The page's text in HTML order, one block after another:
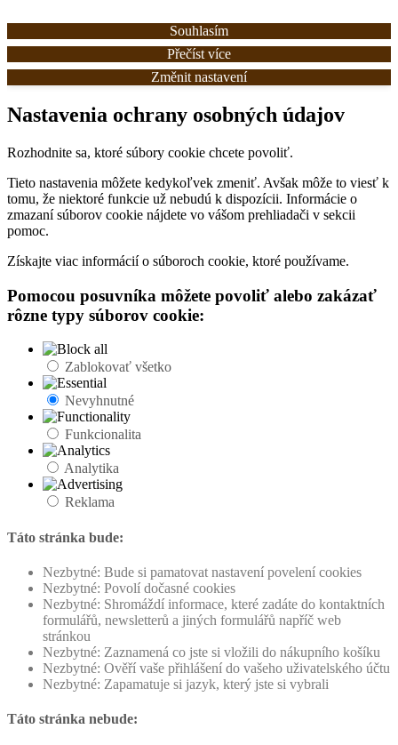
Souhlasím
Přečíst více
Změnit nastavení
Nastavenia ochrany osobných údajov
Rozhodnite sa, ktoré súbory cookie chcete povoliť.
Tieto nastavenia môžete kedykoľvek zmeniť. Avšak môže to viesť k
tomu, že niektoré funkcie už nebudú k dispozícii. Informácie o
zmazaní súborov cookie nájdete vo vášom prehliadači v sekcii
pomoc.
Získajte viac informácií o súboroch cookie, ktoré používame.
Pomocou posuvníka môžete povoliť alebo zakázať
rôzne typy súborov cookie:
Zablokovať všetko
Nevyhnutné
Funkcionalita
Analytika
Reklama
Táto stránka bude:
Nezbytné: Bude si pamatovat nastavení povelení cookies
Nezbytné: Povolí dočasné cookies
Nezbytné: Shromáždí informace, které zadáte do kontaktních
formulářů, newsletterů a jiných formulářů napříč web
stránkou
Nezbytné: Zaznamená co jste si vložili do nákupního košíku
Nezbytné: Ověří vaše přihlášení do vašeho uživatelského účtu
Nezbytné: Zapamatuje si jazyk, který jste si vybrali
Táto stránka nebude: